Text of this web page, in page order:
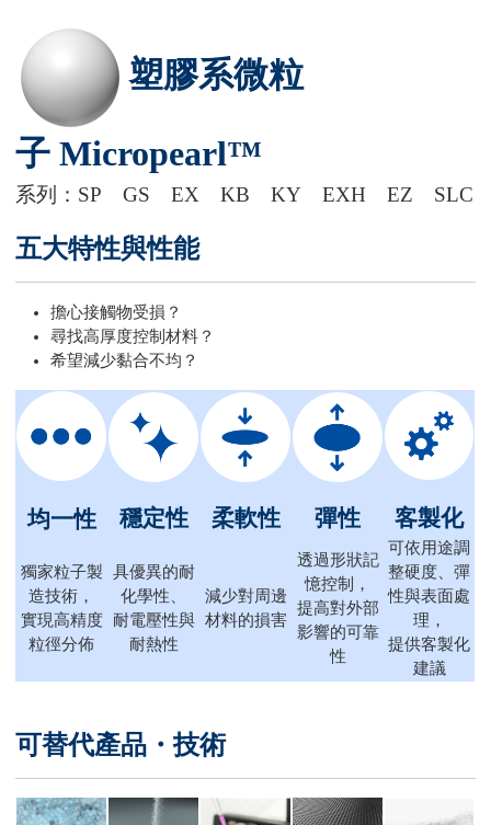
塑膠系微粒
子 Micropearl™
系列：SP GS EX KB KY EXH EZ SLC
五大特性與性能
擔心接觸物受損？
尋找高厚度控制材料？
希望減少黏合不均？
均一性 穩定性 柔軟性 彈性 客製化
獨家粒子製
造技術，
實現高精度
粒徑分佈
具優異的耐
化學性、
耐電壓性與
耐熱性
減少對周邊
材料的損害
透過形狀記
憶控制，
提高對外部
影響的可靠
性
可依用途調
整硬度、彈
性與表面處
理，
提供客製化
建議
可替代產品・技術